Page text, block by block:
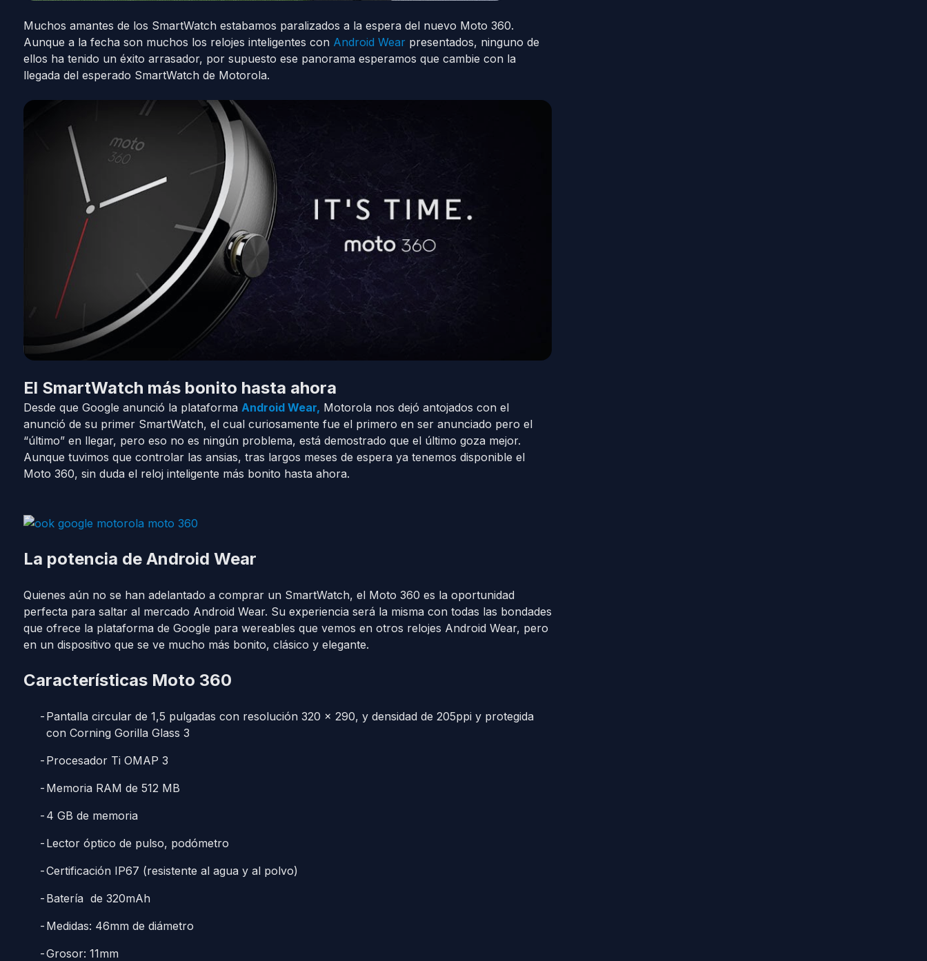
Muchos amantes de los SmartWatch estabamos paralizados a la espera del nuevo Moto 360.
Aunque a la fecha son muchos los relojes inteligentes con Android Wearpresentados, ninguno de
ellos ha tenido un éxito arrasador, por supuesto ese panorama esperamos que cambie con la
llegada del esperado SmartWatch de Motorola.
El SmartWatch más bonito hasta ahora
Desde que Google anunció la plataforma Android Wear, Motorola nos dejó antojados con el
anunció de su primer SmartWatch, el cual curiosamente fue el primero en ser anunciado pero el
“último” en llegar, pero eso no es ningún problema, está demostrado que el último goza mejor.
Aunque tuvimos que controlar las ansias, tras largos meses de espera ya tenemos disponible el
Moto 360, sin duda el reloj inteligente más bonito hasta ahora.
La potencia de Android Wear
Quienes aún no se han adelantado a comprar un SmartWatch, el Moto 360 es la oportunidad
perfecta para saltar al mercado Android Wear. Su experiencia será la misma con todas las bondades
que ofrece la plataforma de Google para wereables que vemos en otros relojes Android Wear, pero
en un dispositivo que se ve mucho más bonito, clásico y elegante.
Características Moto 360
Pantalla circular de 1,5 pulgadas con resolución 320 x 290, y densidad de 205ppi y protegida
con Corning Gorilla Glass 3
Procesador Ti OMAP 3
Memoria RAM de 512 MB
4 GB de memoria
Lector óptico de pulso, podómetro
Certificación IP67 (resistente al agua y al polvo)
Batería de 320mAh
Medidas: 46mm de diámetro
Grosor: 11mm